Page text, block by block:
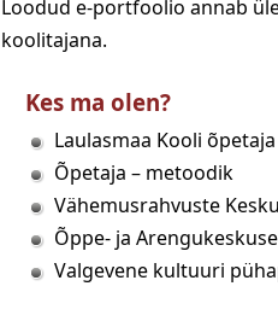
Loodud e-portfoolio annab
koolitajana.
Kes ma olen?
Laulasmaa Kooli õpetaja
Õpetaja – metoodik
Vähemusrahvuste
Õppe- ja
Valgevene kultuuri